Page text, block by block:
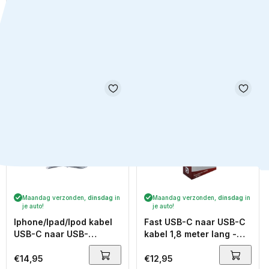
Maandag verzonden, dinsdag in
je auto!
Iphone/Ipad/Ipod kabel
USB-C naar USB-
aansluiting met Mfi
Normale
€14,95
Maandag verzonden, dinsdag in
je auto!
Fast USB-C naar USB-C
kabel 1,8 meter lang -
kabel voor data en
snelladen op hoge
Normale
€12,95